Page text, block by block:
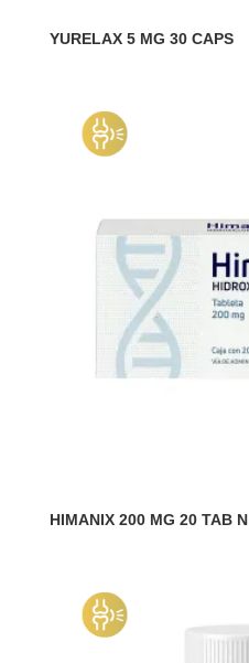
YURELAX 5 MG 30 CAPS
HIMANIX 200 MG 20 TAB N